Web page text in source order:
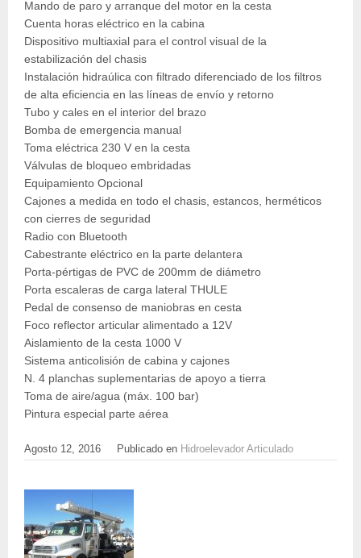
Mando de paro y arranque del motor en la cesta
Cuenta horas eléctrico en la cabina
Dispositivo multiaxial para el control visual de la
estabilización del chasis
Instalación hidraúlica con filtrado diferenciado de los filtros
de alta eficiencia en las líneas de envío y retorno
Tubo y cales en el interior del brazo
Bomba de emergencia manual
Toma eléctrica 230 V en la cesta
Válvulas de bloqueo embridadas
Equipamiento Opcional
Cajones a medida en todo el chasis, estancos, herméticos
con cierres de seguridad
Radio con Bluetooth
Cabestrante eléctrico en la parte delantera
Porta-pértigas de PVC de 200mm de diámetro
Porta escaleras de carga lateral THULE
Pedal de consenso de maniobras en cesta
Foco reflector articular alimentado a 12V
Aislamiento de la cesta 1000 V
Sistema anticolisión de cabina y cajones
N. 4 planchas suplementarias de apoyo a tierra
Toma de aire/agua (máx. 100 bar)
Pintura especial parte aérea
Agosto 12, 2016 Publicado en Hidroelevador Articulado